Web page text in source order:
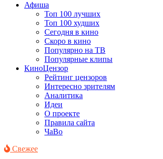
Афиша
Топ 100 лучших
Топ 100 худших
Сегодня в кино
Скоро в кино
Популярно на ТВ
Популярные клипы
КиноЦензор
Рейтинг цензоров
Интересно зрителям
Аналитика
Идеи
О проекте
Правила сайта
ЧаВо
Свежее